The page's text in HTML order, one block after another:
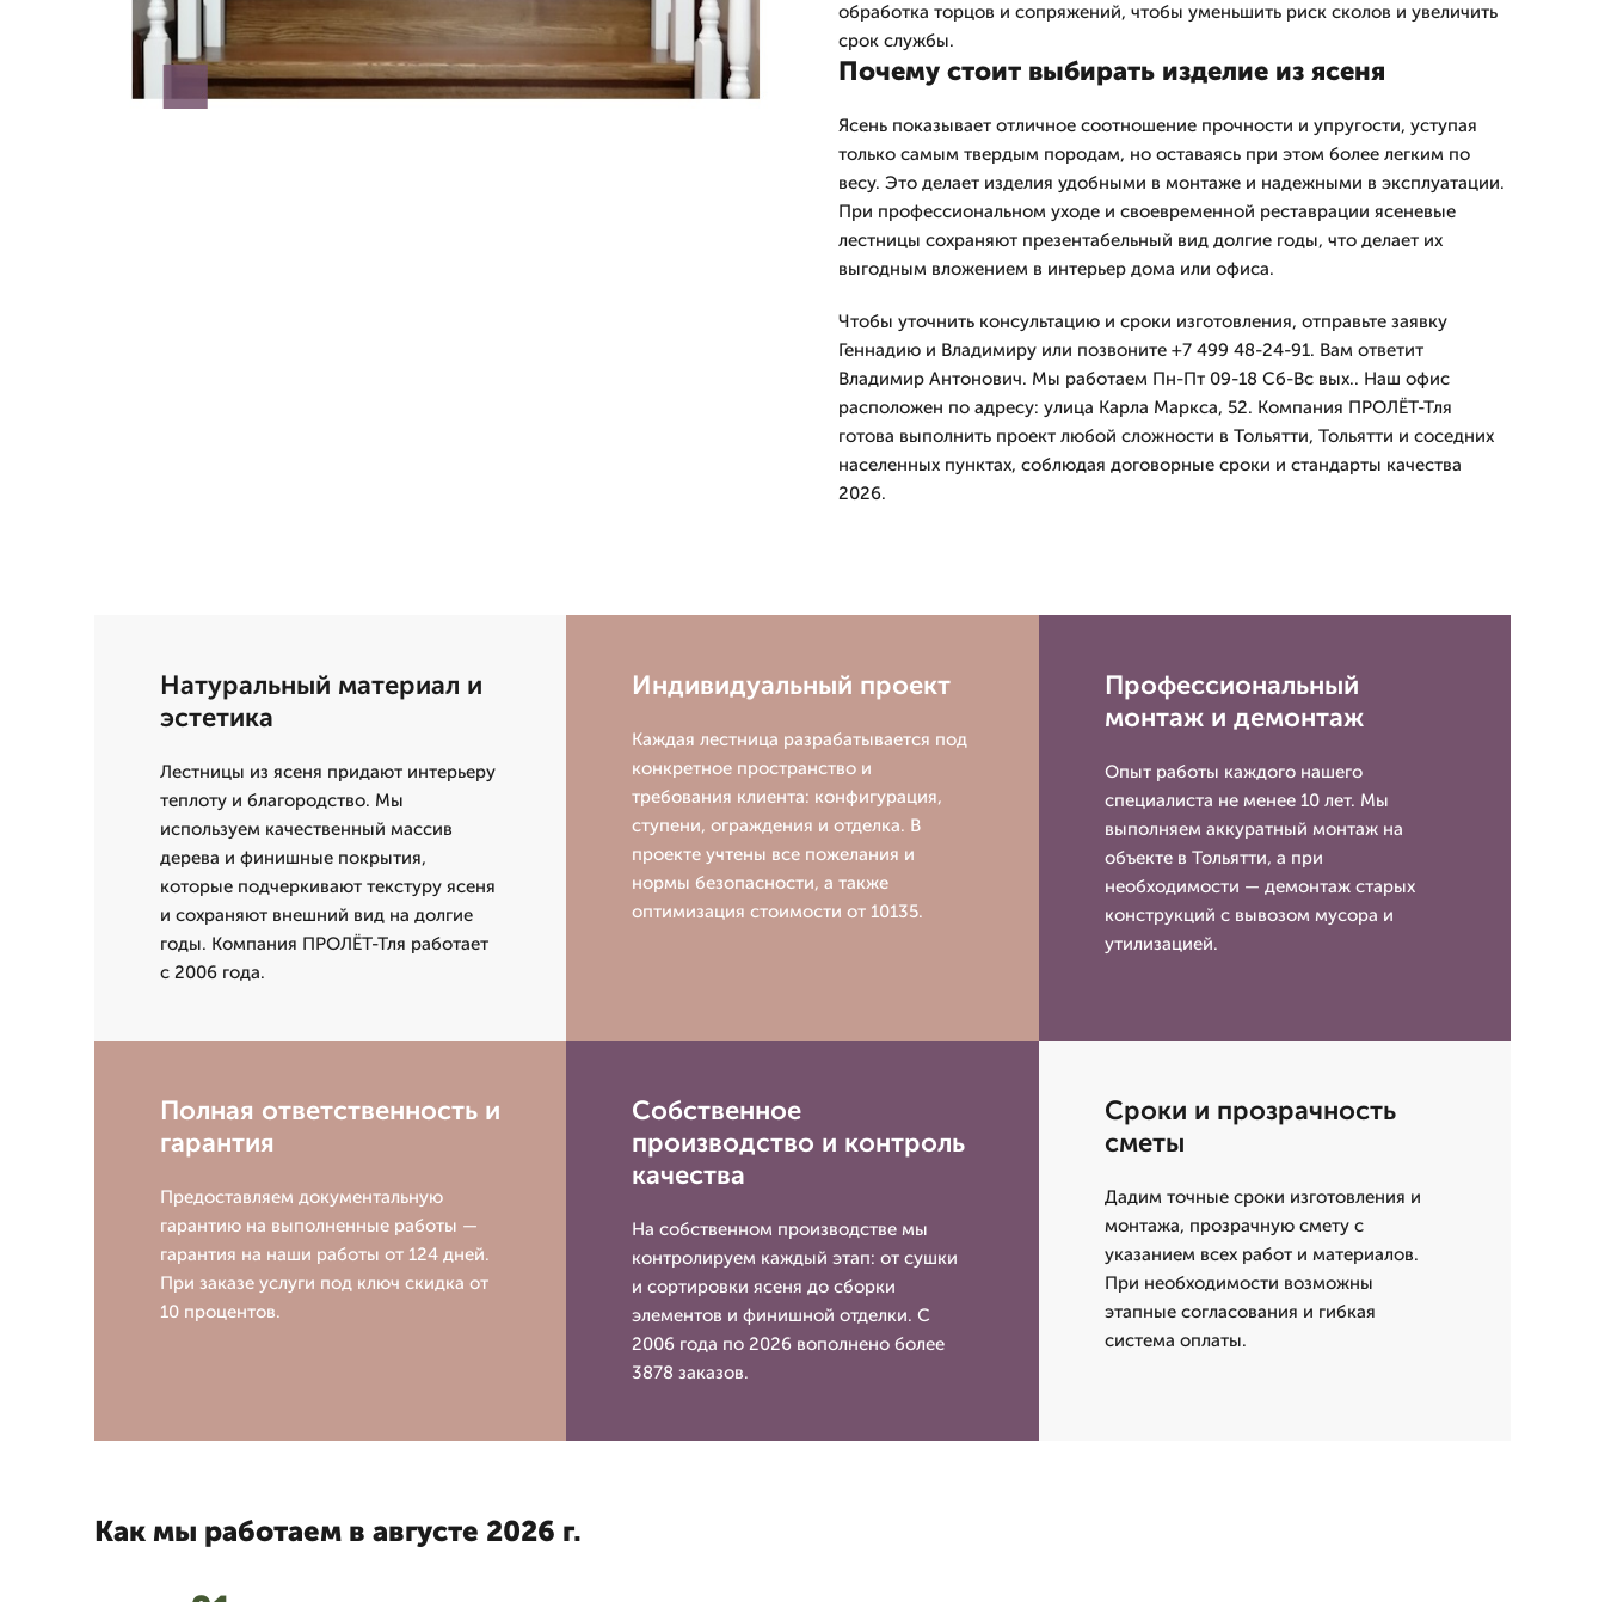
обработка торцов и сопряжений, чтобы уменьшить риск сколов и увеличить
срок службы.
Почему стоит выбирать изделие из ясеня
Ясень показывает отличное соотношение прочности и упругости, уступая
только самым твердым породам, но оставаясь при этом более легким по
весу. Это делает изделия удобными в монтаже и надежными в эксплуатации.
При профессиональном уходе и своевременной реставрации ясеневые
лестницы сохраняют презентабельный вид долгие годы, что делает их
выгодным вложением в интерьер дома или офиса.
Чтобы уточнить консультацию и сроки изготовления, отправьте заявку
Геннадию и Владимиру или позвоните +7 499 48-24-91. Вам ответит
Владимир Антонович. Мы работаем Пн-Пт 09-18 Сб-Вс вых.. Наш офис
расположен по адресу: улица Карла Маркса, 52. Компания ПРОЛЁТ-Тля
готова выполнить проект любой сложности в Тольятти, Тольятти и соседних
населенных пунктах, соблюдая договорные сроки и стандарты качества
2026.
Натуральный материал и
эстетика
Лестницы из ясеня придают интерьеру
теплоту и благородство. Мы
используем качественный массив
дерева и финишные покрытия,
которые подчеркивают текстуру ясеня
и сохраняют внешний вид на долгие
годы. Компания ПРОЛЁТ-Тля работает
с 2006 года.
Индивидуальный проект
Каждая лестница разрабатывается под
конкретное пространство и
требования клиента: конфигурация,
ступени, ограждения и отделка. В
проекте учтены все пожелания и
нормы безопасности, а также
оптимизация стоимости от 10135.
Профессиональный
монтаж и демонтаж
Опыт работы каждого нашего
специалиста не менее 10 лет. Мы
выполняем аккуратный монтаж на
объекте в Тольятти, а при
необходимости — демонтаж старых
конструкций с вывозом мусора и
утилизацией.
Полная ответственность и
гарантия
Предоставляем документальную
гарантию на выполненные работы —
гарантия на наши работы от 124 дней.
При заказе услуги под ключ скидка от
10 процентов.
Собственное
производство и контроль
качества
На собственном производстве мы
контролируем каждый этап: от сушки
и сортировки ясеня до сборки
элементов и финишной отделки. С
2006 года по 2026 вополнено более
3878 заказов.
Сроки и прозрачность
сметы
Дадим точные сроки изготовления и
монтажа, прозрачную смету с
указанием всех работ и материалов.
При необходимости возможны
этапные согласования и гибкая
система оплаты.
Как мы работаем в августе 2026 г.